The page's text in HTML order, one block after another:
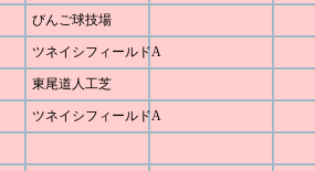
びんご球技場
ツネイシフィールドA
東尾道人工芝
ツネイシフィールドA